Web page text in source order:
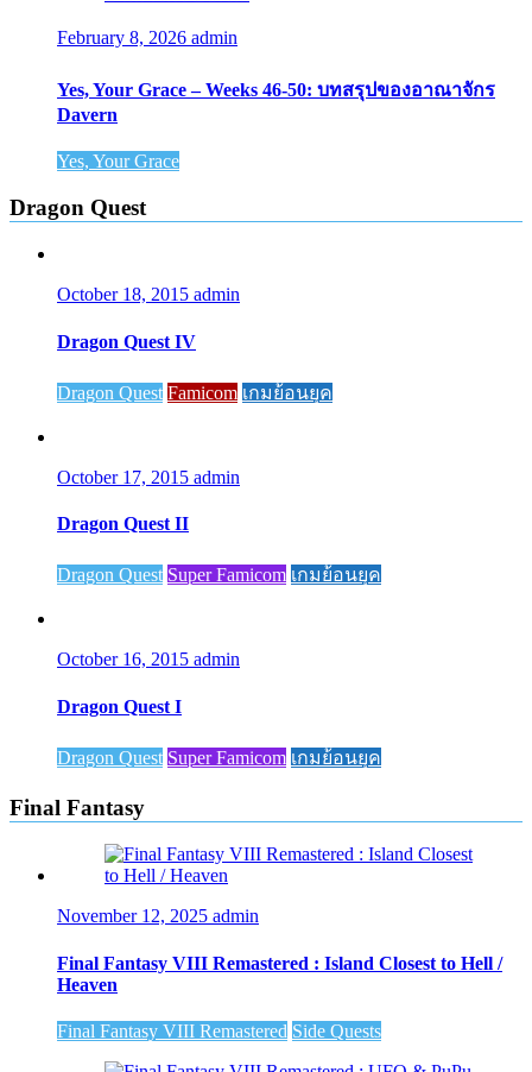
February 8, 2026 admin
Yes, Your Grace – Weeks 46-50: บทสรุปของอาณาจักร
Davern
Yes, Your Grace
Dragon Quest
October 18, 2015 admin
Dragon Quest IV
Dragon Quest Famicom เกมย้อนยุค
October 17, 2015 admin
Dragon Quest II
Dragon Quest Super Famicom เกมย้อนยุค
October 16, 2015 admin
Dragon Quest I
Dragon Quest Super Famicom เกมย้อนยุค
Final Fantasy
November 12, 2025 admin
Final Fantasy VIII Remastered : Island Closest to Hell /
Heaven
Final Fantasy VIII Remastered Side Quests